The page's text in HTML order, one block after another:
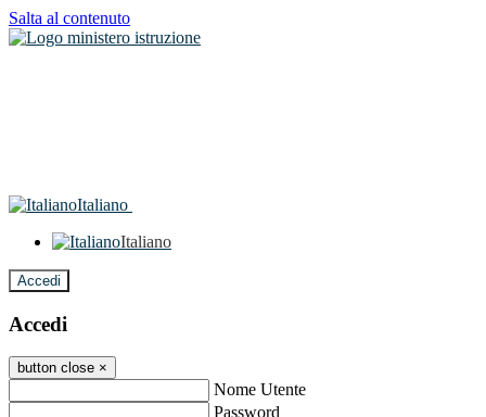
Salta al contenuto
Italiano
Italiano
Accedi
Accedi
button close ×
Nome Utente
Password